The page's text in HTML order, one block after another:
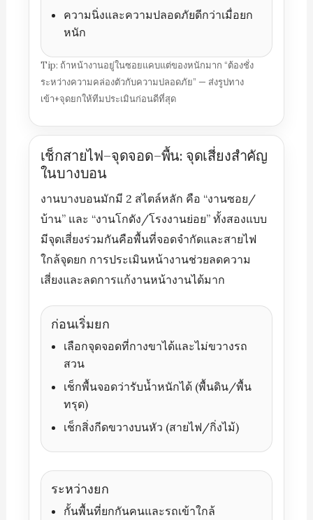
ความนิ่งและความปลอดภัยดีกว่าเมื่อยก
หนัก
Tip: ถ้าหน้างานอยู่ในซอยแคบแต่ของหนักมาก “ต้องชั่ง
ระหว่างความคล่องตัวกับความปลอดภัย” — ส่งรูปทาง
เข้า+จุดยกให้ทีมประเมินก่อนดีที่สุด
เช็กสายไฟ–จุดจอด–พื้น: จุดเสี่ยงสำคัญ
ในบางบอน
งานบางบอนมักมี 2 สไตล์หลัก คือ “งานซอย/
บ้าน” และ “งานโกดัง/โรงงานย่อย” ทั้งสองแบบ
มีจุดเสี่ยงร่วมกันคือพื้นที่จอดจำกัดและสายไฟ
ใกล้จุดยก การประเมินหน้างานช่วยลดความ
เสี่ยงและลดการแก้งานหน้างานได้มาก
ก่อนเริ่มยก
เลือกจุดจอดที่กางขาได้และไม่ขวางรถ
สวน
เช็กพื้นจอดว่ารับน้ำหนักได้ (พื้นดิน/พื้น
ทรุด)
เช็กสิ่งกีดขวางบนหัว (สายไฟ/กิ่งไม้)
ระหว่างยก
กั้นพื้นที่ยกกันคนและรถเข้าใกล้